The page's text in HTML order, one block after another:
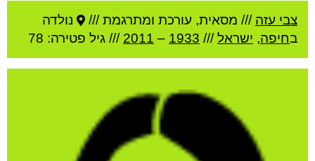
צבי עזה /// מסאית, עורכת ומתרגמת ///
נולדה
בחיפה, ישראל///
1933
–
2011 /// גיל פטירה: 78